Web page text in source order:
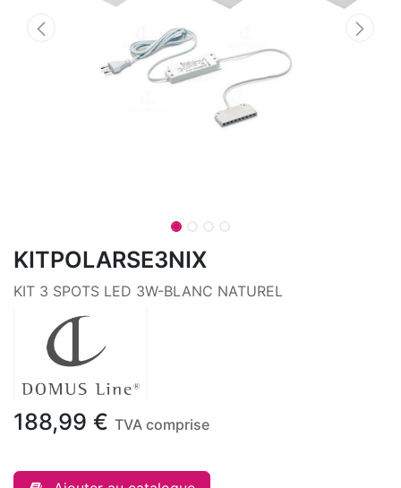
KITPOLARSE3NIX
KIT 3 SPOTS LED 3W-BLANC NATUREL
188,99 € TVA comprise